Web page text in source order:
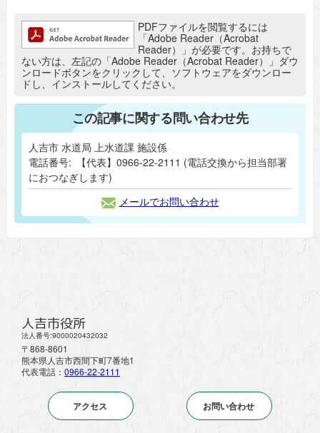
追加情報：PDFファイルPDFファイルを閲覧するには
「Adobe Reader（Acrobat
Reader）」が必要です。お持ちで
ない方は、左記の「Adobe Reader（Acrobat Reader）」ダウ
ンロードボタンをクリックして、ソフトウェアをダウンロー
ドし、インストールしてください。
この記事に関する問い合わせ先
人吉市 水道局 上水道課 施設係
電話番号:
【代表】0966-22-2111 (電話交換から担当部署
におつなぎします)
メールでお問い合わせ
人吉市役所
法人番号:9000020432032
〒868-8601
熊本県人吉市西間下町7番地1
代表電話： 0966-22-2111
アクセス お問い合わせ